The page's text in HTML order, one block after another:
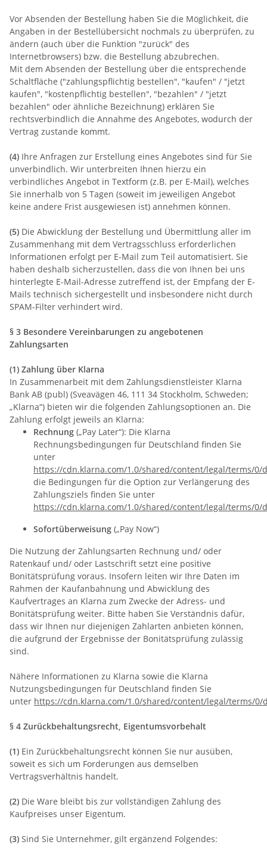
Vor Absenden der Bestellung haben Sie die Möglichkeit, die
Angaben in der Bestellübersicht nochmals zu überprüfen, zu
ändern (auch über die Funktion "zurück" des
Internetbrowsers) bzw. die Bestellung abzubrechen.
Mit dem Absenden der Bestellung über die entsprechende
Schaltfläche ("zahlungspflichtig bestellen", "kaufen" / "jetzt
kaufen", "kostenpflichtig bestellen", "bezahlen" / "jetzt
bezahlen" oder ähnliche Bezeichnung) erklären Sie
rechtsverbindlich die Annahme des Angebotes, wodurch der
Vertrag zustande kommt.
(4) Ihre Anfragen zur Erstellung eines Angebotes sind für Sie
unverbindlich. Wir unterbreiten Ihnen hierzu ein
verbindliches Angebot in Textform (z.B. per E-Mail), welches
Sie innerhalb von 5 Tagen (soweit im jeweiligen Angebot
keine andere Frist ausgewiesen ist) annehmen können.
(5) Die Abwicklung der Bestellung und Übermittlung aller im
Zusammenhang mit dem Vertragsschluss erforderlichen
Informationen erfolgt per E-Mail zum Teil automatisiert. Sie
haben deshalb sicherzustellen, dass die von Ihnen bei uns
hinterlegte E-Mail-Adresse zutreffend ist, der Empfang der E-
Mails technisch sichergestellt und insbesondere nicht durch
SPAM-Filter verhindert wird.
§ 3 Besondere Vereinbarungen zu angebotenen
Zahlungsarten
(1) Zahlung über Klarna
In Zusammenarbeit mit dem Zahlungsdienstleister Klarna
Bank AB (publ) (Sveavägen 46, 111 34 Stockholm, Schweden;
„Klarna“) bieten wir die folgenden Zahlungsoptionen an. Die
Zahlung erfolgt jeweils an Klarna:
Rechnung („Pay Later“): Die Klarna
Rechnungsbedingungen für Deutschland finden Sie
unter
https://cdn.klarna.com/1.0/shared/content/legal/terms/0/
die Bedingungen für die Option zur Verlängerung des
Zahlungsziels finden Sie unter
https://cdn.klarna.com/1.0/shared/content/legal/terms/0/
Sofortüberweisung („Pay Now“)
Die Nutzung der Zahlungsarten Rechnung und/ oder
Ratenkauf und/ oder Lastschrift setzt eine positive
Bonitätsprüfung voraus. Insofern leiten wir Ihre Daten im
Rahmen der Kaufanbahnung und Abwicklung des
Kaufvertrages an Klarna zum Zwecke der Adress- und
Bonitätsprüfung weiter. Bitte haben Sie Verständnis dafür,
dass wir Ihnen nur diejenigen Zahlarten anbieten können,
die aufgrund der Ergebnisse der Bonitätsprüfung zulässig
sind.
Nähere Informationen zu Klarna sowie die Klarna
Nutzungsbedingungen für Deutschland finden Sie
unter https://cdn.klarna.com/1.0/shared/content/legal/terms/0/
§ 4 Zurückbehaltungsrecht , Eigentumsvorbehalt
(1) Ein Zurückbehaltungsrecht können Sie nur ausüben,
soweit es sich um Forderungen aus demselben
Vertragsverhältnis handelt.
(2) Die Ware bleibt bis zur vollständigen Zahlung des
Kaufpreises unser Eigentum.
(3) Sind Sie Unternehmer, gilt ergänzend Folgendes: